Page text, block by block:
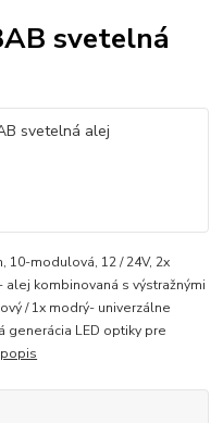
svetelná
10-modulová, 12 / 24V, 2x
kombinovaná s výstražnými
/ 1x modrý- univerzálne
generácia LED optiky pre